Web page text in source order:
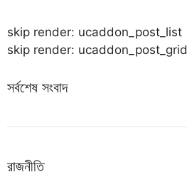
skip render: ucaddon_post_list
skip render: ucaddon_post_grid
সর্বশেষ সংবাদ
রাজনীতি